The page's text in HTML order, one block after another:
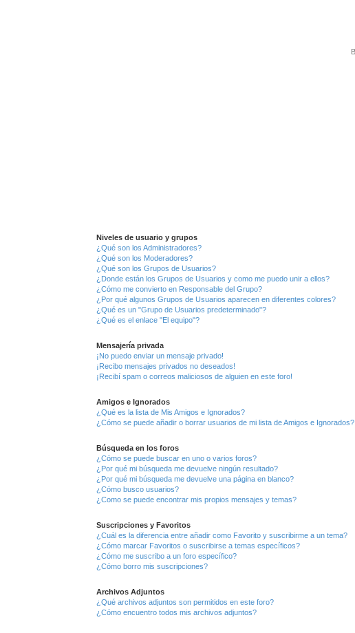
Niveles de usuario y grupos
¿Qué son los Administradores?
¿Qué son los Moderadores?
¿Qué son los Grupos de Usuarios?
¿Donde están los Grupos de Usuarios y como me puedo unir a ellos?
¿Cómo me convierto en Responsable del Grupo?
¿Por qué algunos Grupos de Usuarios aparecen en diferentes colores?
¿Qué es un "Grupo de Usuarios predeterminado"?
¿Qué es el enlace "El equipo"?
Mensajería privada
¡No puedo enviar un mensaje privado!
¡Recibo mensajes privados no deseados!
¡Recibí spam o correos maliciosos de alguien en este foro!
Amigos e Ignorados
¿Qué es la lista de Mis Amigos e Ignorados?
¿Cómo se puede añadir o borrar usuarios de mi lista de Amigos e Ignorados?
Búsqueda en los foros
¿Cómo se puede buscar en uno o varios foros?
¿Por qué mi búsqueda me devuelve ningún resultado?
¿Por qué mi búsqueda me devuelve una página en blanco?
¿Cómo busco usuarios?
¿Como se puede encontrar mis propios mensajes y temas?
Suscripciones y Favoritos
¿Cuál es la diferencia entre añadir como Favorito y suscribirme a un tema?
¿Cómo marcar Favoritos o suscribirse a temas específicos?
¿Cómo me suscribo a un foro específico?
¿Cómo borro mis suscripciones?
Archivos Adjuntos
¿Qué archivos adjuntos son permitidos en este foro?
¿Cómo encuentro todos mis archivos adjuntos?